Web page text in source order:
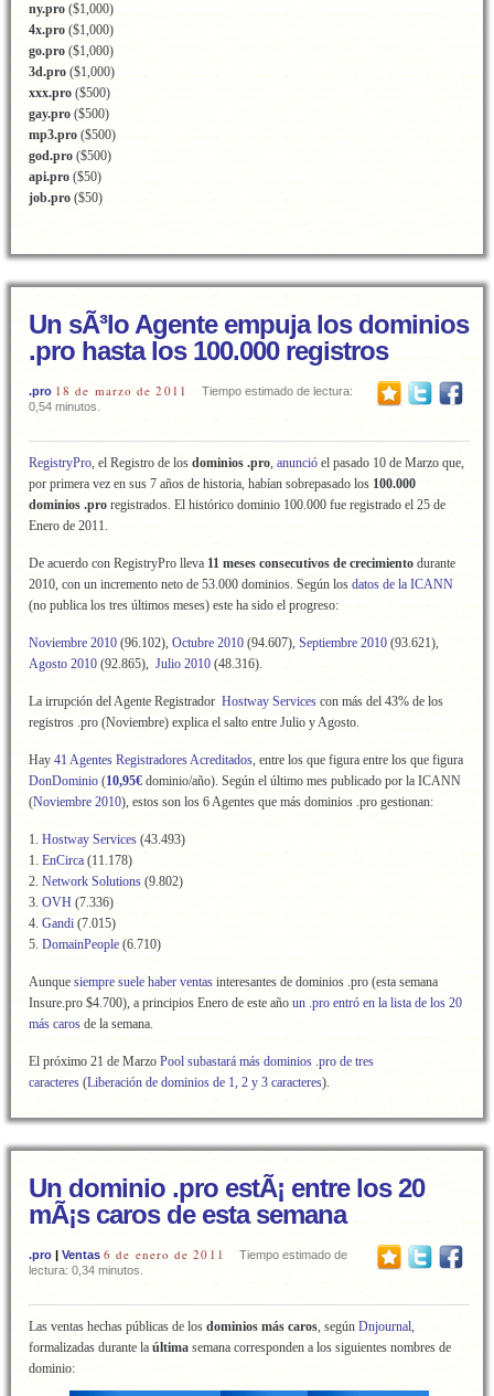
ny.pro ($1,000)
4x.pro ($1,000)
go.pro ($1,000)
3d.pro ($1,000)
xxx.pro ($500)
gay.pro ($500)
mp3.pro ($500)
god.pro ($500)
api.pro ($50)
job.pro ($50)
Un sÃ³lo Agente empuja los dominios
.pro hasta los 100.000 registros
.pro 18 de marzo de 2011
Tiempo estimado de lectura:
0,54 minutos.
RegistryPro, el Registro de los dominios .pro, anunció el pasado 10 de Marzo que,
por primera vez en sus 7 años de historia, habían sobrepasado los 100.000
dominios .pro registrados. El histórico dominio 100.000 fue registrado el 25 de
Enero de 2011.
De acuerdo con RegistryPro lleva 11 meses consecutivos de crecimiento durante
2010, con un incremento neto de 53.000 dominios. Según los datos de la ICANN
(no publica los tres últimos meses) este ha sido el progreso:
Noviembre 2010 (96.102), Octubre 2010 (94.607), Septiembre 2010 (93.621),
Agosto 2010 (92.865), Julio 2010 (48.316).
La irrupción del Agente Registrador Hostway Services con más del 43% de los
registros .pro (Noviembre) explica el salto entre Julio y Agosto.
Hay 41 Agentes Registradores Acreditados, entre los que figura entre los que figura
DonDominio (10,95€ dominio/año). Según el último mes publicado por la ICANN
(Noviembre 2010), estos son los 6 Agentes que más dominios .pro gestionan:
1. Hostway Services (43.493)
1. EnCirca (11.178)
2. Network Solutions (9.802)
3. OVH (7.336)
4. Gandi (7.015)
5. DomainPeople (6.710)
Aunque siempre suele haber ventas interesantes de dominios .pro (esta semana
Insure.pro $4.700), a principios Enero de este año un .pro entró en la lista de los 20
más caros de la semana.
El próximo 21 de Marzo Pool subastará más dominios .pro de tres
caracteres (Liberación de dominios de 1, 2 y 3 caracteres).
Un dominio .pro estÃ¡ entre los 20
mÃ¡s caros de esta semana
.pro | Ventas 6 de enero de 2011
Tiempo estimado de
lectura: 0,34 minutos.
Las ventas hechas públicas de los dominios más caros, según Dnjournal,
formalizadas durante la última semana corresponden a los siguientes nombres de
dominio: